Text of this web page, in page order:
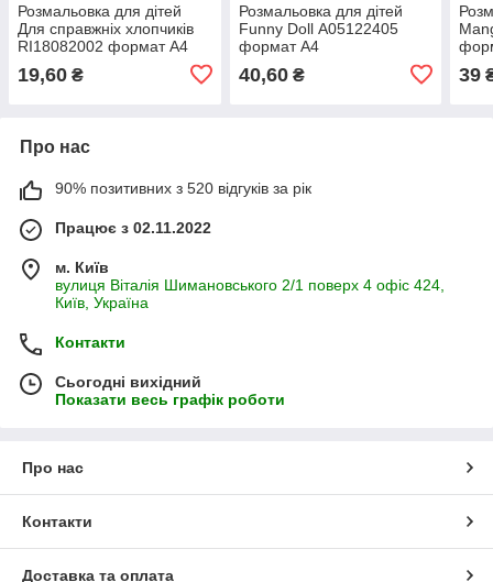
Розмальовка для дітей
Для справжніх хлопчиків
RI18082002 формат А4
19,60 ₴
Розмальовка для дітей
Funny Doll А05122405
формат А4
40,60₴ 39
Про нас
90% позитивних з 520 відгуків за рік
Працює з 02.11.2022
м. Київ
вулиця Віталія Шимановського 2/1 поверх 4 офіс 424,
Київ, Україна
Контакти
Сьогодні вихідний
Показати весь графік роботи
Про нас
Контакти
Доставка та оплата